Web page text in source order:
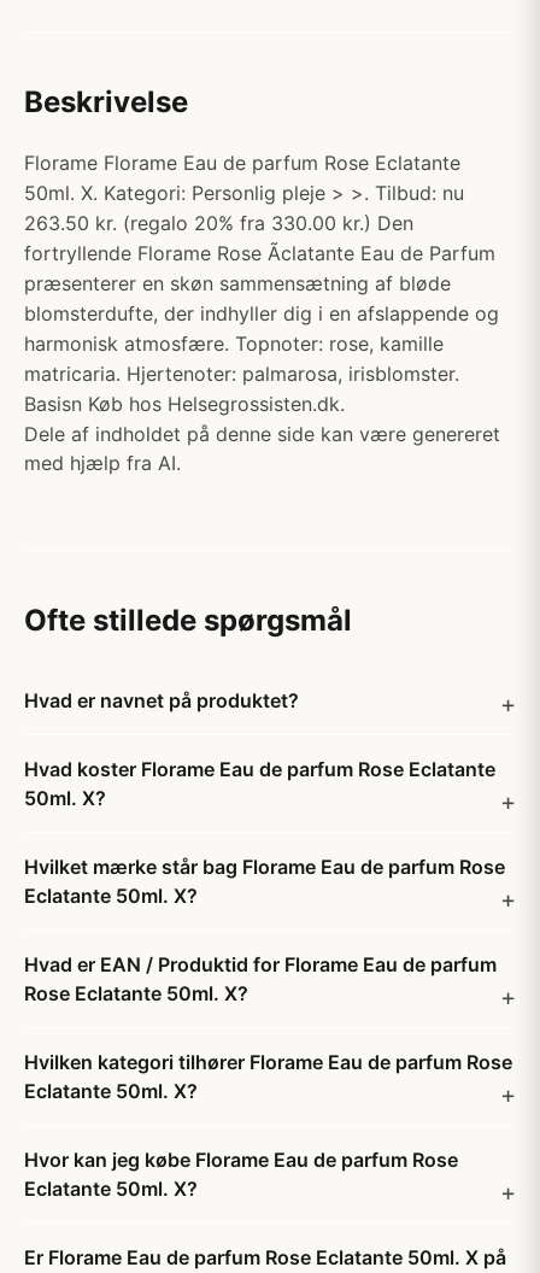
Beskrivelse
Florame Florame Eau de parfum Rose Eclatante
50ml. X. Kategori: Personlig pleje > >. Tilbud: nu
263.50 kr. (regalo 20% fra 330.00 kr.) Den
fortryllende Florame Rose Ãclatante Eau de Parfum
præsenterer en skøn sammensætning af bløde
blomsterdufte, der indhyller dig i en afslappende og
harmonisk atmosfære. Topnoter: rose, kamille
matricaria. Hjertenoter: palmarosa, irisblomster.
Basisn Køb hos Helsegrossisten.dk.
Dele af indholdet på denne side kan være genereret
med hjælp fra AI.
Ofte stillede spørgsmål
Hvad er navnet på produktet?
Hvad koster Florame Eau de parfum Rose Eclatante
50ml. X?
Hvilket mærke står bag Florame Eau de parfum Rose
Eclatante 50ml. X?
Hvad er EAN / Produktid for Florame Eau de parfum
Rose Eclatante 50ml. X?
Hvilken kategori tilhører Florame Eau de parfum Rose
Eclatante 50ml. X?
Hvor kan jeg købe Florame Eau de parfum Rose
Eclatante 50ml. X?
Er Florame Eau de parfum Rose Eclatante 50ml. X på